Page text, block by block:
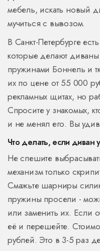
мебель, искать новый
мучиться с вывозом.
В Санкт-Петербурге
которые делают
пружинами Боннель и
их по цене от 55 000
рекламных щитах, но
Спросите у знакомых,
и не менял его. Вы
Что делать, если диван
Не спешите
механизм только
Смажьте шарниры
пружины просели -
или заменить их. Если
её и перешейте.
рублей. Это в 3-5 раз